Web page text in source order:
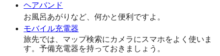
ヘアバンド
お風呂あがりなど、何かと便利ですよ。
モバイル充電器
旅先では、マップ検索にカメラにスマホをよく使いま
す。予備充電器を持っておきましょう。